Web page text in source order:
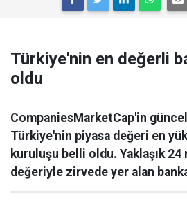
Türkiye'nin en değerli
oldu
CompaniesMarketCap'in
Türkiye'nin piyasa değeri en
kuruluşu belli oldu. Yaklaşık 24
değeriyle zirvede yer alan